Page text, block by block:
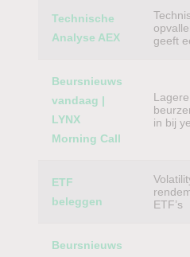
Technische
Analyse AEX
geeft
Beursnieuws
vandaag |
LYNX
Morning Call
in bij
ETF
beleggen
ETF’s
Beursnieuws